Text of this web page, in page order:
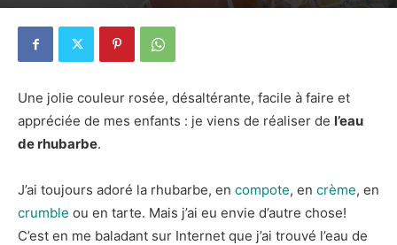
Une jolie couleur rosée, désaltérante, facile à faire et
appréciée de mes enfants : je viens de réaliser de l’eau
de rhubarbe.
J’ai toujours adoré la rhubarbe, en compote, en crème, en
crumble ou en tarte. Mais j’ai eu envie d’autre chose!
C’est en me baladant sur Internet que j’ai trouvé l’eau de